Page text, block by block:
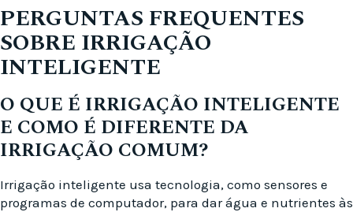
PERGUNTAS FREQUENTES
SOBRE IRRIGAÇÃO
INTELIGENTE
O QUE É IRRIGAÇÃO INTELIGENTE
E COMO É DIFERENTE DA
IRRIGAÇÃO COMUM?
Irrigação inteligente usa tecnologia, como sensores e
programas de computador, para dar água e nutrientes às